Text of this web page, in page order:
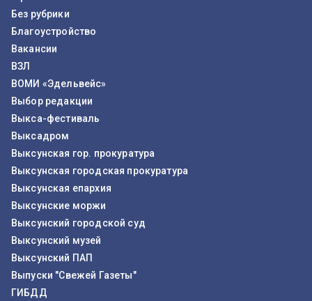
Без рубрики
Благоустройство
Вакансии
ВЗЛ
ВОМИ «Эдельвейс»
Выбор редакции
Выкса-фестиваль
Выксадром
Выксунская гор. прокуратура
Выксунская городская прокуратура
Выксунская епархия
Выксунские моржи
Выксунский городской суд
Выксунский музей
Выксунский ПАП
Выпуски "Свежей Газеты"
ГИБДД